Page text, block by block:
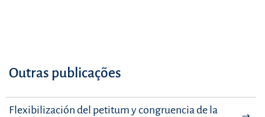
Outras publicações
Flexibilización del petitum y congruencia de la